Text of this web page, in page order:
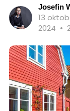
Josefin
13
2024 •